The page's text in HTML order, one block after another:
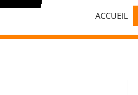
ACCUEIL